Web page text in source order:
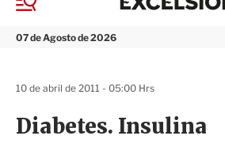
M
n
07 de Agosto de 2026
Diabetes. Insulina
10 de abril de 2011 - 05:00 Hrs